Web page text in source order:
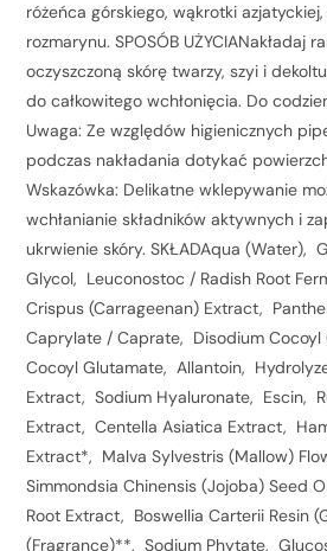
różeńca górskiego, wąkrotki
rozmarynu. SPOSÓB UŻYCIANakładaj
oczyszczoną skórę twarzy, szyi i
do całkowitego wchłonięcia. Do
Uwaga: Ze względów higienicznych
podczas nakładania dotykać
Wskazówka: Delikatne wklepywanie
wchłanianie składników aktywnych i
ukrwienie skóry. SKŁADAqua (Water),
Glycol, Leuconostoc / Radish Root
Crispus (Carrageenan) Extract,
Caprylate / Caprate, Disodium
Cocoyl Glutamate, Allantoin,
Extract, Sodium Hyaluronate, Escin,
Extract, Centella Asiatica Extract,
Extract*, Malva Sylvestris (Mallow)
Simmondsia Chinensis (Jojoba) Seed
Root Extract, Boswellia Carterii Resin
(Fragrance)**, Sodium Phytate,